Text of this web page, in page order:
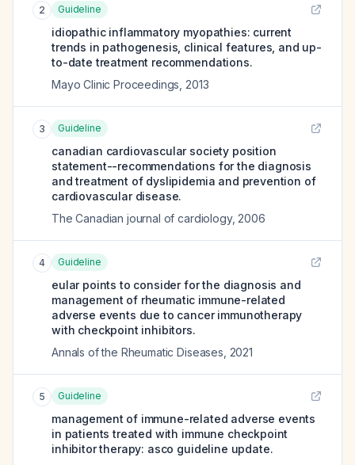
2 Guideline
idiopathic inflammatory myopathies: current
trends in pathogenesis, clinical features, and up-
to-date treatment recommendations.
Mayo Clinic Proceedings 2013
3 Guideline
canadian cardiovascular society position
statement--recommendations for the diagnosis
and treatment of dyslipidemia and prevention of
cardiovascular disease.
The Canadian journal of cardiology, 2006
4 Guideline
eular points to consider for the diagnosis and
management of rheumatic immune-related
adverse events due to cancer immunotherapy
with checkpoint inhibitors.
Annals of the Rheumatic Diseases 2021
5 Guideline
management of immune-related adverse events
in patients treated with immune checkpoint
inhibitor therapy: asco guideline update.